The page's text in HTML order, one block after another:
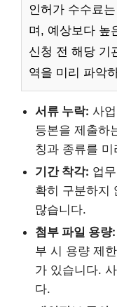
인허가 수수료
며, 예상보다 높
신청 전 해당 기
역을 미리 파악
서류 누락: 사
등본을 제출하
칭과 종류를
기간 착각: 업
확히 구분하지
많습니다.
첨부 파일 용량:
부 시 용량 제
가 있습니다.
다.